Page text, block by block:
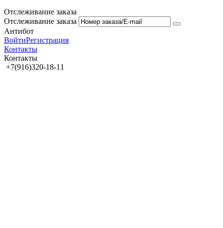
Отслеживание заказа
Отслеживание заказа
Антибот
ВойтиРегистрация
Контакты
Контакты
+7(916)320-18-11